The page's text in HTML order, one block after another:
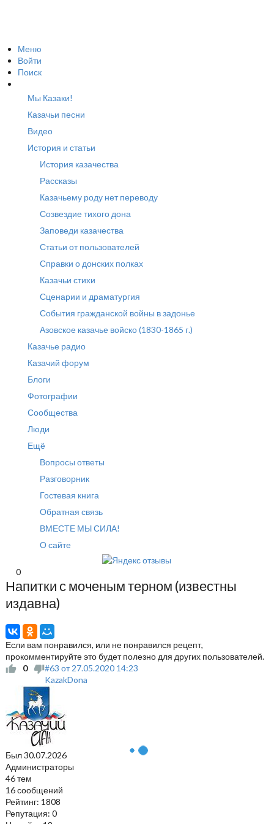
Меню
Войти
Поиск
Мы Казаки!
Казачьи песни
Видео
История и статьи
История казачества
Рассказы
Казачьему роду нет переводу
Созвездие тихого дона
Заповеди казачества
Статьи от пользователей
Справки о донских полках
Казачьи стихи
Сценарии и драматургия
События гражданской войны в задонье
Азовское казачье войско (1830-1865 г.)
Казачье радио
Казачий форум
Блоги
Фотографии
Сообщества
Люди
Ещё
Вопросы ответы
Разговорник
Гостевая книга
Обратная связь
ВМЕСТЕ МЫ СИЛА!
О сайте
0
Напитки с моченым терном (известны
издавна)
Если вам понравился, или не понравился рецепт,
прокомментируйте это будет полезно для других пользователей.
0
#63 от27.05.2020 14:23
KazakDona
Был30.07.2026
Администраторы
46 тем
16 сообщений
Рейтинг: 1808
Репутация: 0